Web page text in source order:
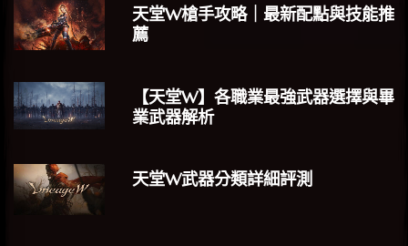
天堂W槍手攻略｜最新配點與技能推
薦
【天堂W】各職業最強武器選擇與畢
業武器解析
天堂W武器分類詳細評測